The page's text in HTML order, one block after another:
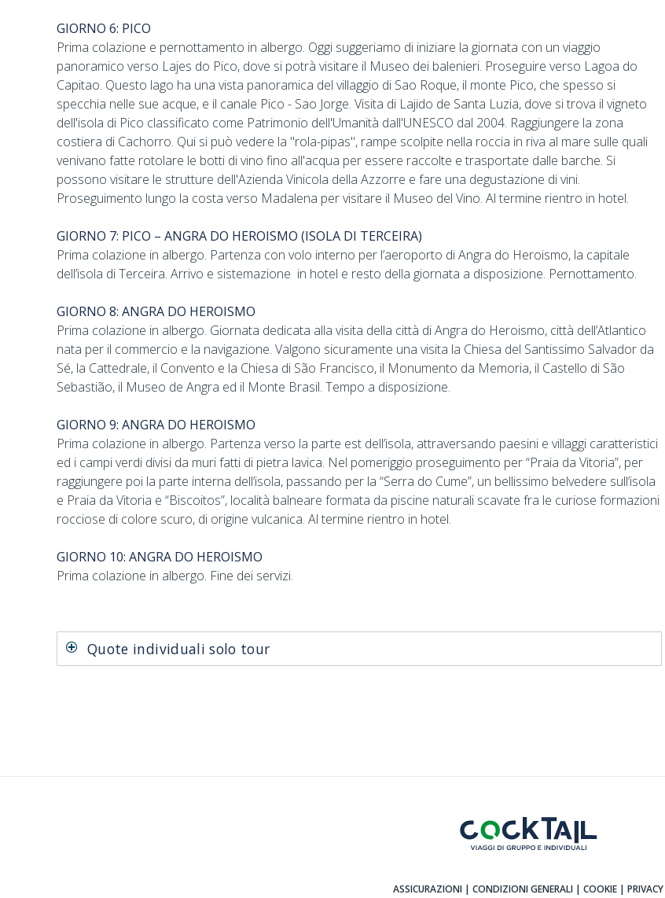
GIORNO 6: PICO
Prima colazione e pernottamento in albergo. Oggi suggeriamo di iniziare la giornata con un viaggio
panoramico verso Lajes do Pico, dove si potrà visitare il Museo dei balenieri. Proseguire verso Lagoa do
Capitao. Questo lago ha una vista panoramica del villaggio di Sao Roque, il monte Pico, che spesso si
specchia nelle sue acque, e il canale Pico - Sao Jorge. Visita di Lajido de Santa Luzia, dove si trova il vigneto
dell'isola di Pico classificato come Patrimonio dell'Umanità dall'UNESCO dal 2004. Raggiungere la zona
costiera di Cachorro. Qui si può vedere la "rola-pipas", rampe scolpite nella roccia in riva al mare sulle quali
venivano fatte rotolare le botti di vino fino all'acqua per essere raccolte e trasportate dalle barche. Si
possono visitare le strutture dell'Azienda Vinicola della Azzorre e fare una degustazione di vini.
Proseguimento lungo la costa verso Madalena per visitare il Museo del Vino. Al termine rientro in hotel.
GIORNO 7: PICO – ANGRA DO HEROISMO (ISOLA DI TERCEIRA)
Prima colazione in albergo. Partenza con volo interno per l’aeroporto di Angra do Heroismo, la capitale
dell’isola di Terceira. Arrivo e sistemazione in hotel e resto della giornata a disposizione. Pernottamento.
GIORNO 8: ANGRA DO HEROISMO
Prima colazione in albergo. Giornata dedicata alla visita della città di Angra do Heroismo, città dell’Atlantico
nata per il commercio e la navigazione. Valgono sicuramente una visita la Chiesa del Santissimo Salvador da
Sé, la Cattedrale, il Convento e la Chiesa di São Francisco, il Monumento da Memoria, il Castello di São
Sebastião, il Museo de Angra ed il Monte Brasil. Tempo a disposizione.
GIORNO 9: ANGRA DO HEROISMO
Prima colazione in albergo. Partenza verso la parte est dell’isola, attraversando paesini e villaggi caratteristici
ed i campi verdi divisi da muri fatti di pietra lavica. Nel pomeriggio proseguimento per “Praia da Vitoria”, per
raggiungere poi la parte interna dell’isola, passando per la “Serra do Cume”, un bellissimo belvedere sull’isola
e Praia da Vitoria e “Biscoitos”, località balneare formata da piscine naturali scavate fra le curiose formazioni
rocciose di colore scuro, di origine vulcanica. Al termine rientro in hotel.
GIORNO 10: ANGRA DO HEROISMO
Prima colazione in albergo. Fine dei servizi.
Quote individuali solo tour
ASSICURAZIONI | CONDIZIONI GENERALI | COOKIE | PRIVACY